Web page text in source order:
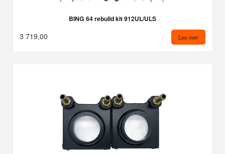
BING 64 rebuild kit 912UL/ULS
3 719,00 Les mer